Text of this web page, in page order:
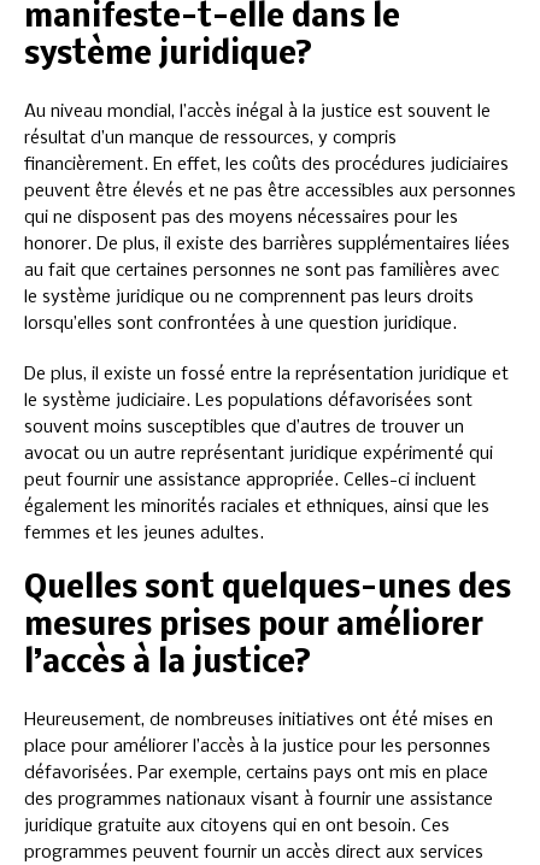
manifeste-t-elle dans le
système juridique?
Au niveau mondial, l’accès inégal à la justice est souvent le
résultat d’un manque de ressources, y compris
financièrement. En effet, les coûts des procédures judiciaires
peuvent être élevés et ne pas être accessibles aux personnes
qui ne disposent pas des moyens nécessaires pour les
honorer. De plus, il existe des barrières supplémentaires liées
au fait que certaines personnes ne sont pas familières avec
le système juridique ou ne comprennent pas leurs droits
lorsqu’elles sont confrontées à une question juridique.
De plus, il existe un fossé entre la représentation juridique et
le système judiciaire. Les populations défavorisées sont
souvent moins susceptibles que d’autres de trouver un
avocat ou un autre représentant juridique expérimenté qui
peut fournir une assistance appropriée. Celles-ci incluent
également les minorités raciales et ethniques, ainsi que les
femmes et les jeunes adultes.
Quelles sont quelques-unes des
mesures prises pour améliorer
l’accès à la justice?
Heureusement, de nombreuses initiatives ont été mises en
place pour améliorer l’accès à la justice pour les personnes
défavorisées. Par exemple, certains pays ont mis en place
des programmes nationaux visant à fournir une assistance
juridique gratuite aux citoyens qui en ont besoin. Ces
programmes peuvent fournir un accès direct aux services